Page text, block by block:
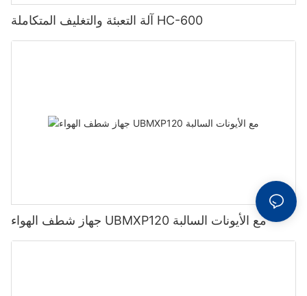
آلة التعبئة والتغليف المتكاملة HC-600
جهاز شطف الهواء UBMXP120 مع الأيونات السالبة